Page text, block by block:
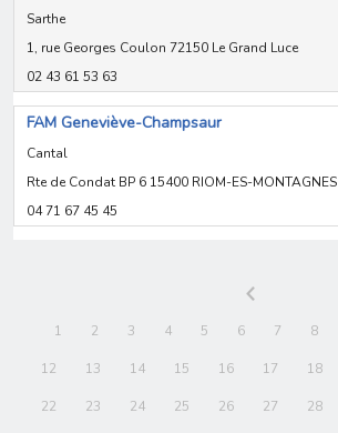
Sarthe
1, rue Georges Coulon 72150 Le Grand Luce
02 43 61 53 63
FAM Geneviève-Champsaur
Cantal
Rte de Condat BP 6 15400 RIOM-ES-MONTAGNES
04 71 67 45 45
1 2 3 4 5 6 7 8
12 13 14 15 16 17 18
22 23 24 25 26 27 28